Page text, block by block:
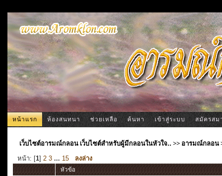
หน้าแรก ห้องสนทนา ช่วยเหลือ ค้นหา เข้าสู่ระบบ สมัครสม
เว็บไซต์อารมณ์กลอน เว็บไซต์สำหรับผู้มีกลอนในหัวใจ.. >> อารมณ์กลอน
หน้า: [1] 2 3 ... 15 ลงล่าง
หัวข้อ